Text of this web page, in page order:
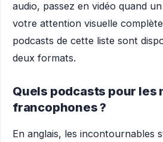
audio, passez en vidéo quand
votre attention visuelle
podcasts de cette liste sont
deux formats.
Quels podcasts pour les
francophones ?
En anglais, les incontournables